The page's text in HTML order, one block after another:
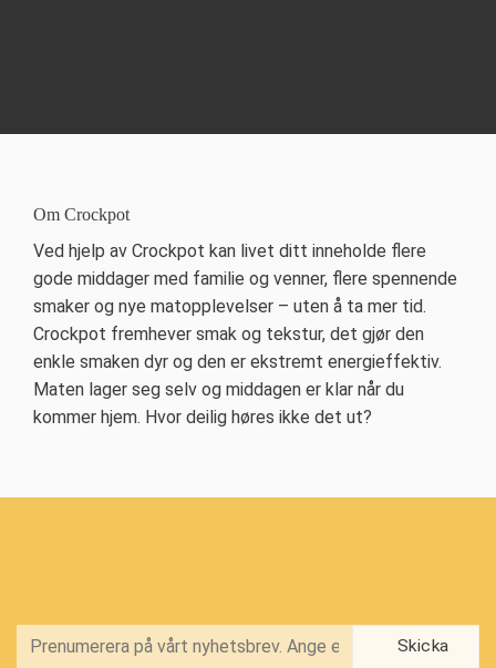
Om Crockpot
Ved hjelp av Crockpot kan livet ditt inneholde flere
gode middager med familie og venner, flere spennende
smaker og nye matopplevelser – uten å ta mer tid.
Crockpot fremhever smak og tekstur, det gjør den
enkle smaken dyr og den er ekstremt energieffektiv.
Maten lager seg selv og middagen er klar når du
kommer hjem. Hvor deilig høres ikke det ut?